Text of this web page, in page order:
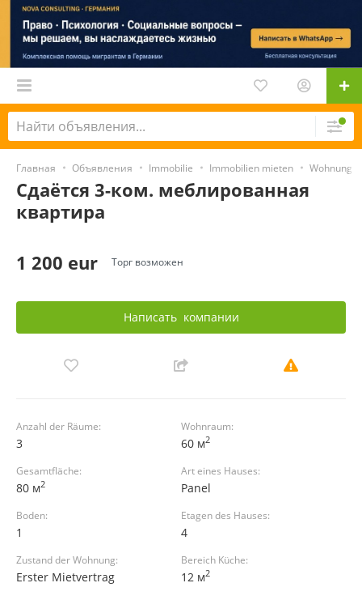
Главная Объявления Immobilie Immobilien mieten Wohnung
Сдаётся 3-ком. меблированная
квартира
1 200 eur Торг возможен
Написать компании
Anzahl der Räume:
3
Wohnraum:
60 м2
Gesamtfläche:
80 м2
Art eines Hauses:
Panel
Boden:
1
Etagen des Hauses:
4
Zustand der Wohnung:
Erster Mietvertrag
Bereich Küche:
12 м2